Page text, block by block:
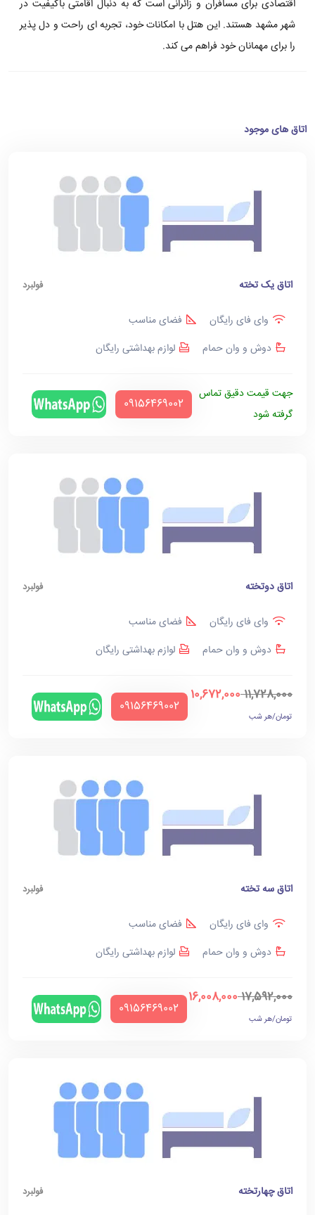
اقتصادی برای مسافران و زائرانی است که به دنبال اقامتی باکیفیت در
شهر مشهد هستند. این هتل با امکانات خود، تجربه ای راحت و دل پذیر
را برای مهمانان خود فراهم می کند.
اتاق های موجود
اتاق یک تخته فولبرد
وای فای رایگان
فضای مناسب
دوش و وان حمام
لوازم بهداشتی رایگان
جهت قیمت دقیق تماس
گرفته شود
‪09156469002‬
اتاق دوتخته فولبرد
وای فای رایگان
فضای مناسب
دوش و وان حمام
لوازم بهداشتی رایگان
11,728,000
10,672,000
تومان/هر شب
‪09156469002‬
اتاق سه تخته فولبرد
وای فای رایگان
فضای مناسب
دوش و وان حمام
لوازم بهداشتی رایگان
17,592,000
16,008,000
تومان/هر شب
‪09156469002‬
اتاق چهارتخته فولبرد